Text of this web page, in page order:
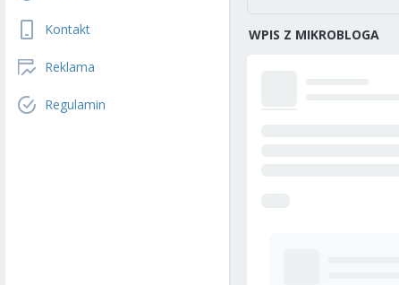
Kontakt
Reklama
Regulamin
WPIS Z MIKROBLOGA